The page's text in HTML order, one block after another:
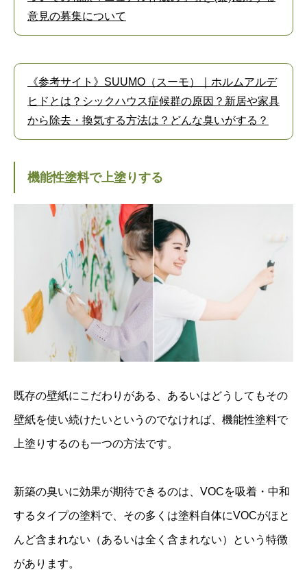
意見の募集について
《参考サイト》SUUMO（スーモ）｜ホルムアルデ
ヒドとは？シックハウス症候群の原因？新居や家具
から除去・換気する方法は？どんな臭いがする？
機能性塗料で上塗りする
既存の壁紙にこだわりがある、あるいはどうしてもその
壁紙を使い続けたいというのでなければ、機能性塗料で
上塗りするのも一つの方法です。
新築の臭いに効果が期待できるのは、VOCを吸着・中和
するタイプの塗料で、その多くは塗料自体にVOCがほと
んど含まれない（あるいは全く含まれない）という特徴
があります。